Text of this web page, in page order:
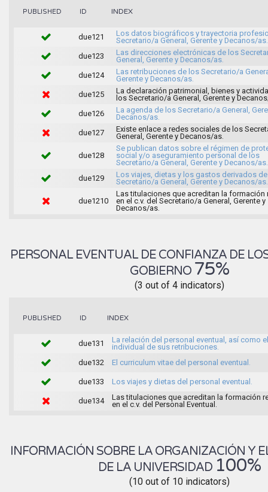
PUBLISHED ID INDEX
due121
Los datos biográficos y trayectoria
Secretario/a General, Gerente y Decanos/as.
due123
Las direcciones electrónicas de los
General, Gerente y Decanos/as.
due124
Las retribuciones de los Secretario/a
Gerente y Decanos/as.
due125
La declaración patrimonial, bienes y
los Secretario/a General, Gerente y
due126
La agenda de los Secretario/a General,
Decanos/as.
due127
Existe enlace a redes sociales de los
General, Gerente y Decanos/as.
due128
Se publican datos sobre el régimen de
social y/o aseguramiento personal de los
Secretario/a General, Gerente y Decanos/as.
due129
Los viajes, dietas y los gastos derivados
Secretario/a General, Gerente y Decanos/as.
due1210
Las titulaciones que acreditan la formación
en el c.v. del Secretario/a General, Gerente y
Decanos/as.
PERSONAL EVENTUAL DE CONFIANZA DE
GOBIERNO 75%
(3 out of 4 indicators)
PUBLISHED ID INDEX
due131
La relación del personal eventual, así como
individual de sus retribuciones.
due132
El curriculum vitae del personal eventual.
due133 Los viajes y dietas del personal eventual.
due134
Las titulaciones que acreditan la formación
en el c.v. del Personal Eventual.
INFORMACIÓN SOBRE LA ORGANIZACIÓN Y
DE LA UNIVERSIDAD 100%
(10 out of 10 indicators)